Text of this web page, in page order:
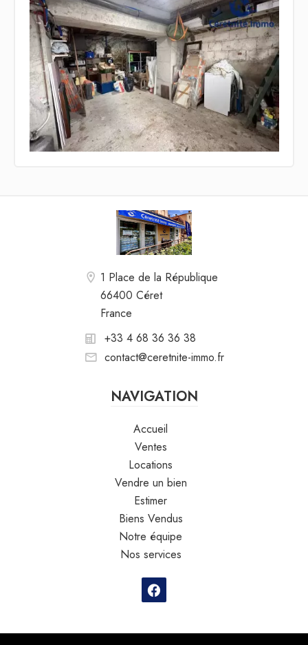
1 Place de la République
66400 Céret
France
+33 4 68 36 36 38
contact@ceretnite-immo.fr
NAVIGATION
Accueil
Ventes
Locations
Vendre un bien
Estimer
Biens Vendus
Notre équipe
Nos services